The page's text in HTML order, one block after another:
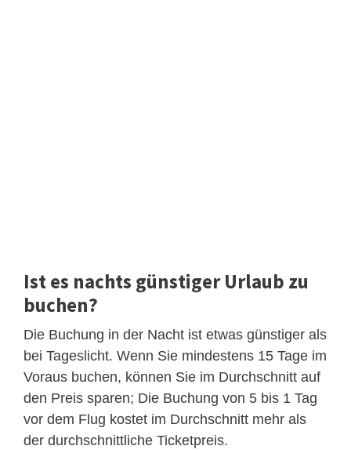
Ist es nachts günstiger Urlaub zu
buchen?
Die Buchung in der Nacht ist etwas günstiger als
bei Tageslicht. Wenn Sie mindestens 15 Tage im
Voraus buchen, können Sie im Durchschnitt auf
den Preis sparen; Die Buchung von 5 bis 1 Tag
vor dem Flug kostet im Durchschnitt mehr als
der durchschnittliche Ticketpreis.